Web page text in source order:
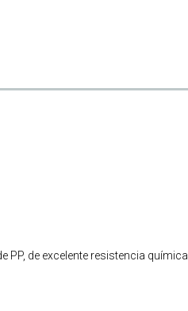
PP, de excelente resistencia química.